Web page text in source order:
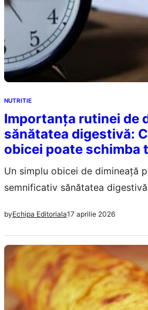
NUTRITIE
Importanța rutinei de
sănătatea digestivă:
obicei poate schimba
Un simplu obicei de dimineață
semnificativ sănătatea
byEchipa Editoriala17 aprilie 2026